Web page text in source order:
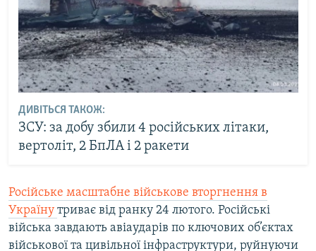
ДИВІТЬСЯ ТАКОЖ:
ЗСУ: за добу збили 4 російських літаки,
вертоліт, 2 БпЛА і 2 ракети
Російське масштабне військове вторгнення в
Україну триває від ранку 24 лютого. Російські
війська завдають авіаударів по ключових об’єктах
військової та цивільної інфраструктури, руйнуючи